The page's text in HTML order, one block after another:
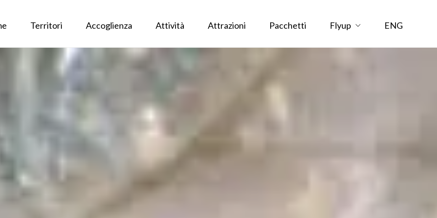
Territori Accoglienza Attività Attrazioni Pacchetti Flyup ENG